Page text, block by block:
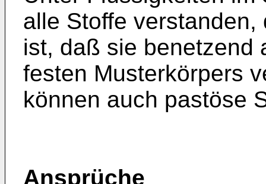
alle Stoffe
ist, daß sie benetzend
festen Musterkörpers
können auch pastöse
Ansprüche